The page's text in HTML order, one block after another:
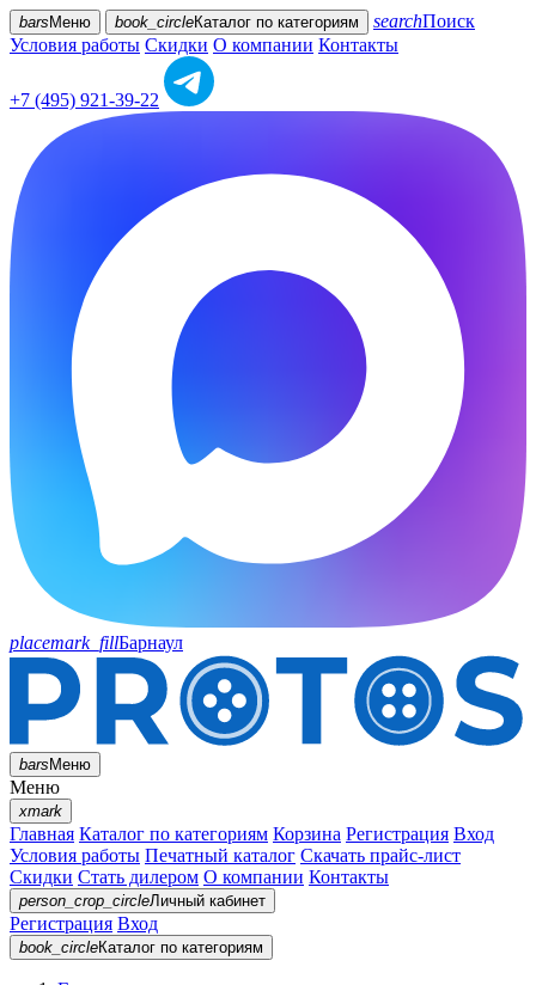
bars Меню book_circleКаталог по категориям searchПоиск
Условия работы Скидки О компании Контакты
+7 (495) 921-39-22
placemark_fillБарнаул
barsМеню
Меню
xmark
Главная Каталог по категориям Корзина Регистрация Вход
Условия работы Печатный каталог Скачать прайс-лист
Скидки Стать дилером О компании Контакты
person_crop_circleЛичный кабинет
Регистрация Вход
book_circleКаталог по категориям